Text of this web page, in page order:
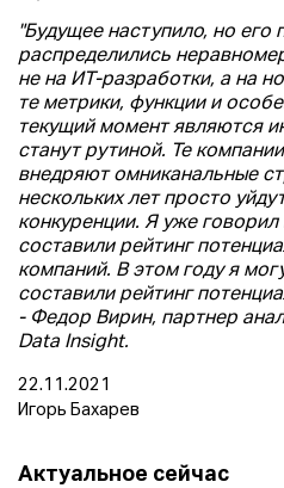
"Будущее наступило, но его
распределились
не на ИТ-разработки, а на
те метрики, функции и
текущий момент являются
станут рутиной. Те
внедряют омниканальные
нескольких лет просто
конкуренции. Я уже
составили рейтинг
компаний. В этом году я
составили рейтинг
- Федор Вирин, партнер
Data Insight.
22.11.2021
Игорь Бахарев
Актуальное сейчас